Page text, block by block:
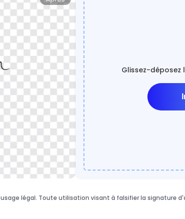
Glissez-déposez
légal. Toute utilisation visant à falsifier la signature